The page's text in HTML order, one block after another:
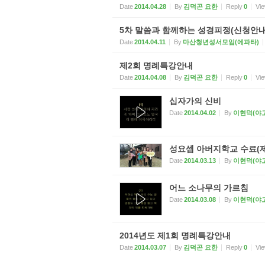
Date2014.04.28 By 김덕곤 요한 Reply0
5차 말씀과 함께하는 성경피정(신청안
Date2014.04.11 By 마산청년성서모임(에파타)
제2회 명례특강안내
Date2014.04.08 By 김덕곤 요한 Reply0
십자가의 신비
Date2014.04.02 By 이현덕(야
성요셉 아버지학교 수료(
Date2014.03.13 By 이현덕(야
어느 소나무의 가르침
Date2014.03.08 By 이현덕(야
2014년도 제1회 명례특강안내
Date2014.03.07 By 김덕곤 요한 Reply0